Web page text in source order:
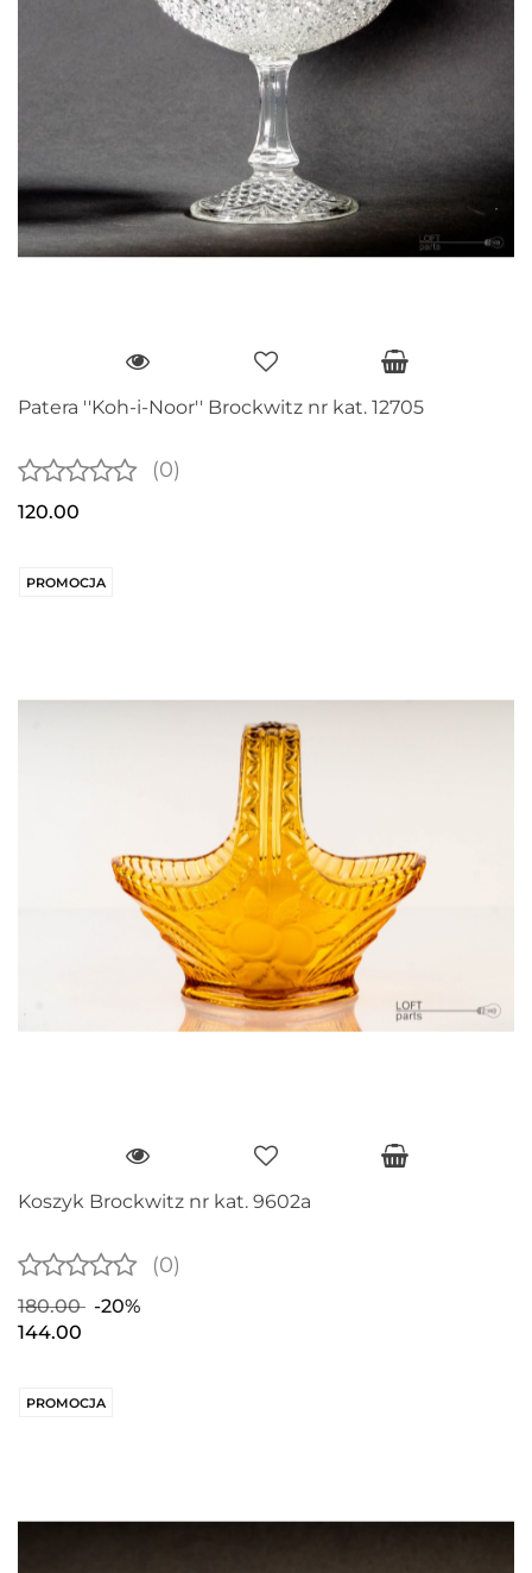
Patera ''Koh-i-Noor'' Brockwitz nr kat. 12705
(0)
120.00
PROMOCJA
Koszyk Brockwitz nr kat. 9602a
(0)
180.00
-20%
144.00
PROMOCJA